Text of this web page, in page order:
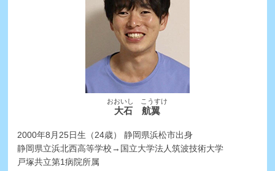
おおいし こうすけ
大石 航翼
2000年8月25日生（24歳） 静岡県浜松市出身
静岡県立浜北西高等学校→国立大学法人筑波技術大学
戸塚共立第1病院所属